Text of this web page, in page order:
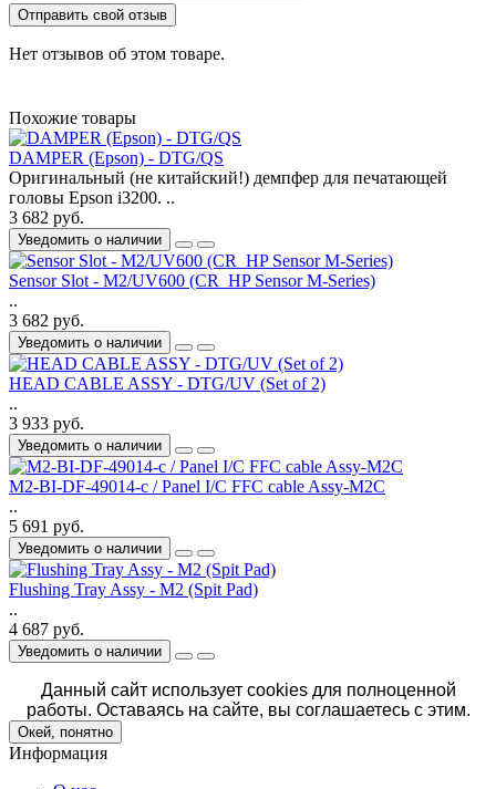
Отправить свой отзыв
Нет отзывов об этом товаре.
Похожие товары
DAMPER (Epson) - DTG/QS
Оригинальный (не китайский!) демпфер для печатающей
головы Epson i3200. ..
3 682 руб.
Уведомить о наличии
Sensor Slot - M2/UV600 (CR_HP Sensor M-Series)
..
3 682 руб.
Уведомить о наличии
HEAD CABLE ASSY - DTG/UV (Set of 2)
..
3 933 руб.
Уведомить о наличии
M2-BI-DF-49014-c / Panel I/C FFC cable Assy-M2C
..
5 691 руб.
Уведомить о наличии
Flushing Tray Assy - M2 (Spit Pad)
..
4 687 руб.
Уведомить о наличии
Данный сайт использует cookies для полноценной
работы. Оставаясь на сайте, вы соглашаетесь с этим.
Окей, понятно
Информация